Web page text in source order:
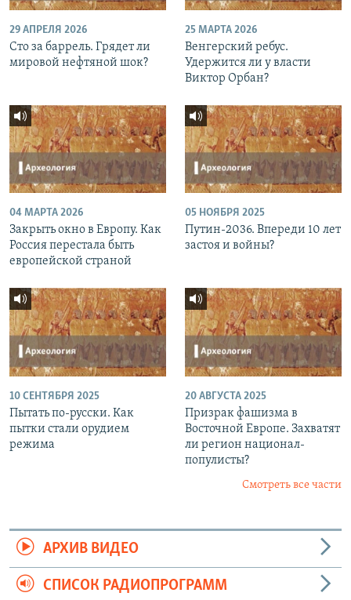
29 АПРЕЛЯ 2026
Сто за баррель. Грядет ли
мировой нефтяной шок?
25 МАРТА 2026
Венгерский ребус.
Удержится ли у власти
Виктор Орбан?
04 МАРТА 2026
Закрыть окно в Европу. Как
Россия перестала быть
европейской страной
05 НОЯБРЯ 2025
Путин-2036. Впереди 10 лет
застоя и войны?
10 СЕНТЯБРЯ 2025
Пытать по-русски. Как
пытки стали орудием
режима
20 АВГУСТА 2025
Призрак фашизма в
Восточной Европе. Захватят
ли регион национал-
популисты?
Смотреть все части
АРХИВ ВИДЕО
СПИСОК РАДИОПРОГРАММ